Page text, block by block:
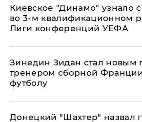
Киевское "Динамо" узнало
во 3-м квалификационном
Лиги конференций УЕФА
Зинедин Зидан стал новым
тренером сборной
футболу
Донецкий "Шахтер" назвал